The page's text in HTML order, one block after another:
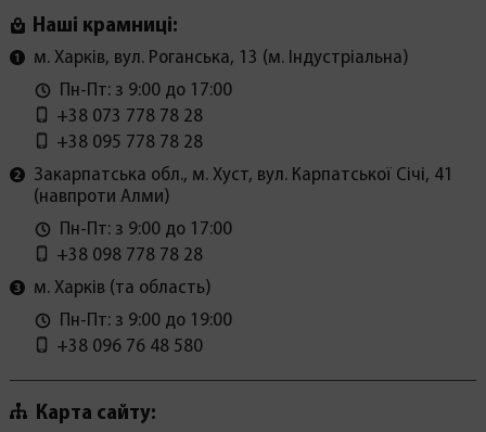
Наші крамниці:
м. Харків, вул. Роганська, 13 (м. Індустріальна)
Пн-Пт: з 9:00 до 17:00
+38 073 778 78 28
+38 095 778 78 28
Закарпатська обл., м. Хуст, вул. Карпатської Січі, 41
(навпроти Алми)
Пн-Пт: з 9:00 до 17:00
+38 098 778 78 28
м. Харків (та область)
Пн-Пт: з 9:00 до 19:00
+38 096 76 48 580
Карта сайту: